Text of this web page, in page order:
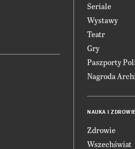
Seriale
Wystawy
Teatr
Gry
Paszporty
Nagroda
NAUKA I ZDROWIE
Zdrowie
Wszechświat